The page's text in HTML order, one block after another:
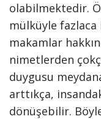
olabilmektedir.
mülküyle
makamlar
nimetlerden
duygusu
arttıkça,
dönüşebilir.